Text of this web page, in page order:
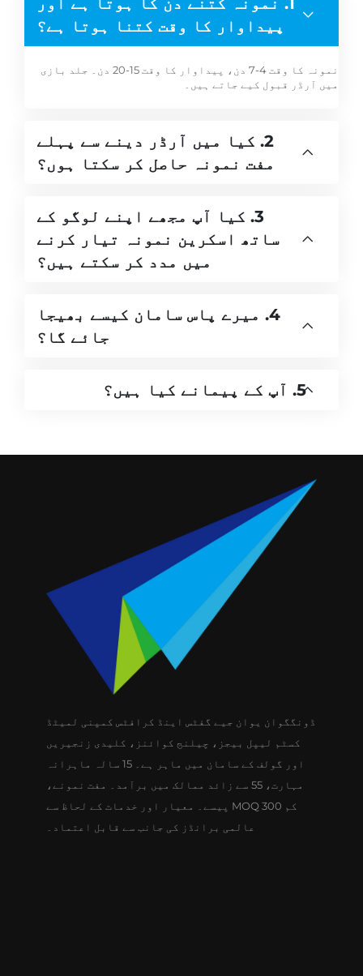
پیداوار کا وقت کتنا ہوتا ہے؟
نمونہ کا وقت 4-7 دن، پیداوار کا وقت 15-20 دن۔ جلد بازی
میں آرڈر قبول کیے جاتے ہیں۔
2. کیا میں آرڈر دینے سے پہلے
مفت نمونہ حاصل کر سکتا ہوں؟
3. کیا آپ مجھے اپنے لوگو کے
ساتھ اسکرین نمونہ تیار کرنے
میں مدد کر سکتے ہیں؟
4. میرے پاس سامان کیسے بھیجا
جائے گا؟
5. آپ کے پیمانے کیا ہیں؟
ڈونگگوان یوان جیے گفٹس اینڈ کرافٹس کمپنی لمیٹڈ
کسٹم لیپل بیجز، چیلنج کوائنز، کلیدی زنجیریں
اور گولف کے سامان میں ماہر ہے۔ 15 سالہ ماہرانہ
مہارت، 55 سے زائد ممالک میں برآمد۔ مفت نمونے،
کم MOQ 300 پیسے۔ معیار اور خدمات کے لحاظ سے
عالمی برانڈز کی جانب سے قابل اعتماد۔